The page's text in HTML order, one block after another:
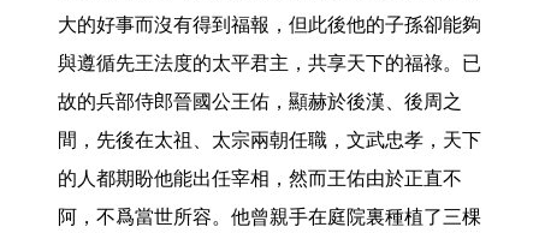
大的好事而沒有得到福報，但此後他的子孫卻能夠
與遵循先王法度的太平君主，共享天下的福祿。已
故的兵部侍郎晉國公王佑，顯赫於後漢、後周之
間，先後在太祖、太宗兩朝任職，文武忠孝，天下
的人都期盼他能出任宰相，然而王佑由於正直不
阿，不爲當世所容。他曾親手在庭院裏種植了三棵